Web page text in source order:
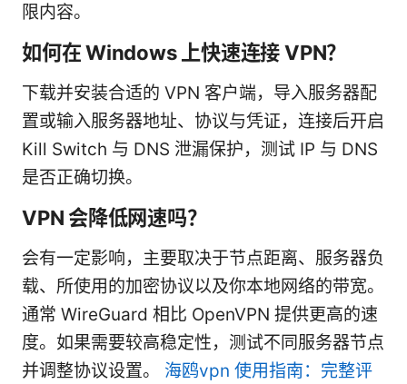
限内容。
如何在 Windows 上快速连接 VPN？
下载并安装合适的 VPN 客户端，导入服务器配
置或输入服务器地址、协议与凭证，连接后开启
Kill Switch 与 DNS 泄漏保护，测试 IP 与 DNS
是否正确切换。
VPN 会降低网速吗？
会有一定影响，主要取决于节点距离、服务器负
载、所使用的加密协议以及你本地网络的带宽。
通常 WireGuard 相比 OpenVPN 提供更高的速
度。如果需要较高稳定性，测试不同服务器节点
并调整协议设置。 海鸥vpn 使用指南：完整评